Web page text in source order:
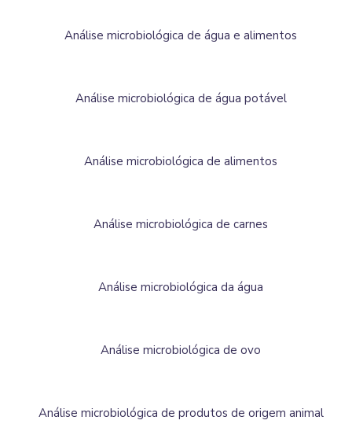
Análise microbiológica de água e alimentos
Análise microbiológica de água potável
Análise microbiológica de alimentos
Análise microbiológica de carnes
Análise microbiológica da água
Análise microbiológica de ovo
Análise microbiológica de produtos de origem animal